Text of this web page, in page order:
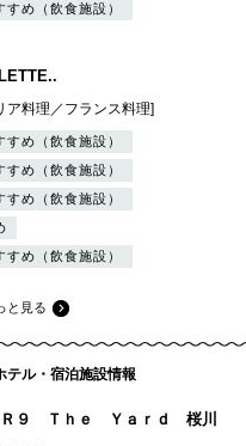
め（飲食施設）
ア料理／フランス料理]
め（飲食施設）
め（飲食施設）
め（飲食施設）
め（飲食施設）
と見る
テル・宿泊施設情報
９ Ｔｈｅ Ｙａｒｄ 桜川